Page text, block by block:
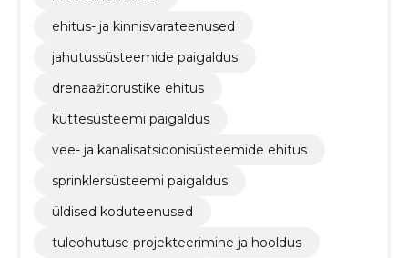
ehitus- ja kinnisvarateenused
jahutussüsteemide paigaldus
drenaažitorustike ehitus
küttesüsteemi paigaldus
vee- ja kanalisatsioonisüsteemide ehitus
sprinklersüsteemi paigaldus
üldised koduteenused
tuleohutuse projekteerimine ja hooldus